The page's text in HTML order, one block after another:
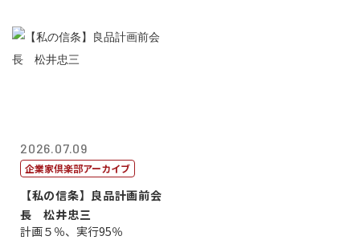
2026.07.09
企業家倶楽部アーカイブ
【私の信条】良品計画前会
長 松井忠三
計画５％、実行95％